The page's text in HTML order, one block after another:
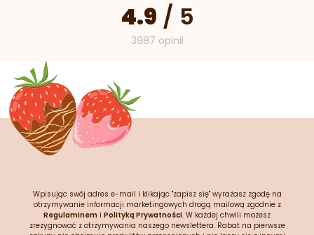
4.9 / 5
3987 opinii
Wpisując swój adres e-mail i klikając "zapisz się" wyrażasz zgodę na
otrzymywanie informacji marketingowych drogą mailową zgodnie z
Regulaminem i Polityką Prywatności. W każdej chwili możesz
zrezygnować z otrzymywania naszego newslettera. Rabat na pierwsze